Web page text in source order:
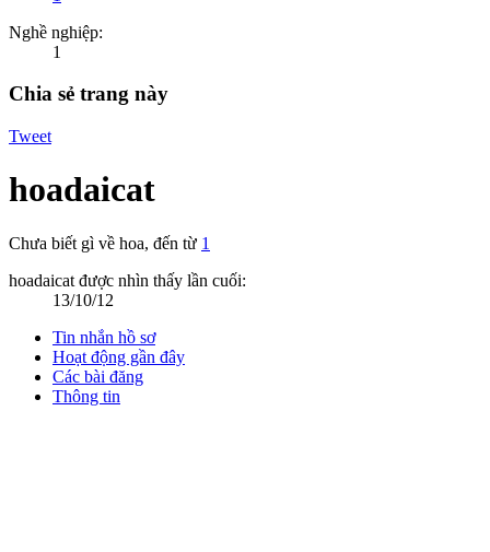
Nghề nghiệp:
1
Chia sẻ trang này
Tweet
hoadaicat
Chưa biết gì về hoa, đến từ 1
hoadaicat được nhìn thấy lần cuối:
13/10/12
Tin nhắn hồ sơ
Hoạt động gần đây
Các bài đăng
Thông tin